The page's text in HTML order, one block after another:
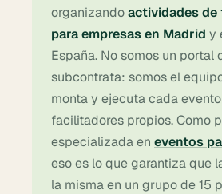
organizandoactividades de
para empresas en Madrid y
España. No somos un portal
subcontrata: somos el
monta y ejecuta cada
facilitadores propios. Como
especializada en eventos
eso es lo que garantiza que
la misma en un grupo de 15